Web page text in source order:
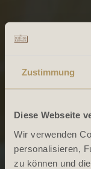
Zustimmung
Diese Webseite
Wir verwenden
personalisieren,
zu können und